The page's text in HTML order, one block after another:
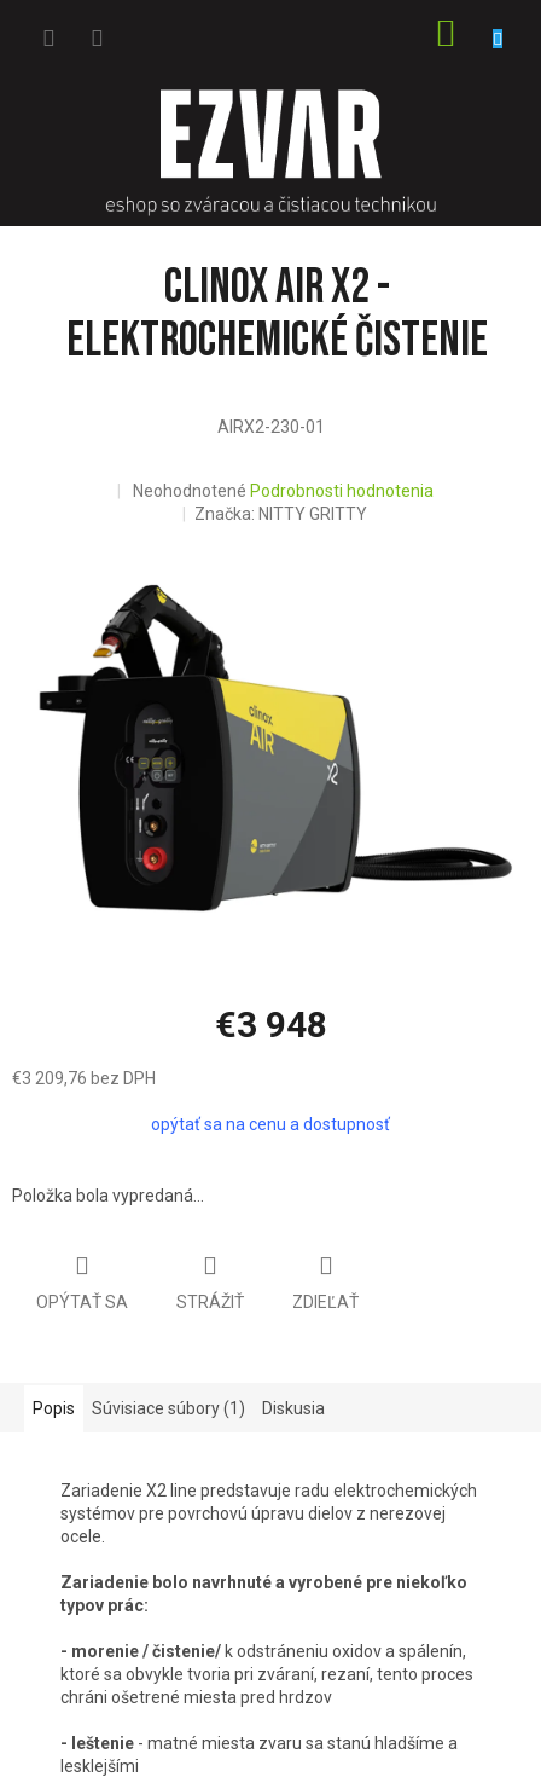
Clinox Air X2 -
elektrochemické čistenie
AIRX2-230-01
Priemerné
hodnotenie
0,0
z
hviezdičiek.
Neohodnotené Podrobnosti hodnotenia
Značka: NITTY GRITTY
€3 948
€3 209,76 bez DPH
opýtať sa na cenu a dostupnosť
Položka bola vypredaná…
OPÝTAŤ SA STRÁŽIŤ ZDIEĽAŤ
Popis Súvisiace súbory (1) Diskusia
Zariadenie X2 line predstavuje radu elektrochemických
systémov pre povrchovú úpravu dielov z nerezovej
ocele.
Zariadenie bolo navrhnuté a vyrobené pre niekoľko
typov prác:
- morenie / čistenie/k odstráneniu oxidov a spálenín,
ktoré sa obvykle tvoria pri zváraní, rezaní, tento proces
chráni ošetrené miesta pred hrdzov
- leštenie - matné miesta zvaru sa stanú hladšíme a
lesklejšími